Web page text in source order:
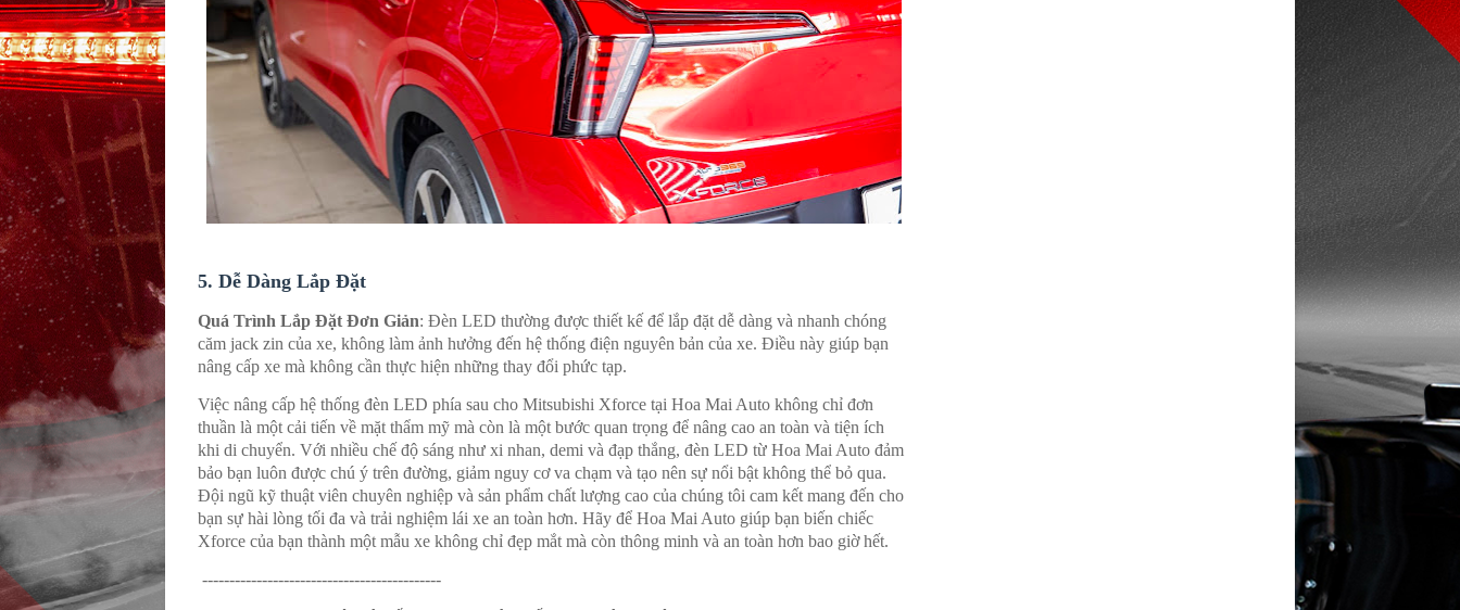
5. Dễ Dàng Lắp Đặt
Quá Trình Lắp Đặt Đơn Giản: Đèn LED thường được thiết kế để lắp đặt dễ dàng và nhanh chóng
căm jack zin của xe, không làm ảnh hưởng đến hệ thống điện nguyên bản của xe. Điều này giúp bạn
nâng cấp xe mà không cần thực hiện những thay đổi phức tạp.
Việc nâng cấp hệ thống đèn LED phía sau cho Mitsubishi Xforce tại Hoa Mai Auto không chỉ đơn
thuần là một cải tiến về mặt thẩm mỹ mà còn là một bước quan trọng để nâng cao an toàn và tiện ích
khi di chuyển. Với nhiều chế độ sáng như xi nhan, demi và đạp thắng, đèn LED từ Hoa Mai Auto đảm
bảo bạn luôn được chú ý trên đường, giảm nguy cơ va chạm và tạo nên sự nổi bật không thể bỏ qua.
Đội ngũ kỹ thuật viên chuyên nghiệp và sản phẩm chất lượng cao của chúng tôi cam kết mang đến cho
bạn sự hài lòng tối đa và trải nghiệm lái xe an toàn hơn. Hãy để Hoa Mai Auto giúp bạn biến chiếc
Xforce của bạn thành một mẫu xe không chỉ đẹp mắt mà còn thông minh và an toàn hơn bao giờ hết.
--------------------------------------------